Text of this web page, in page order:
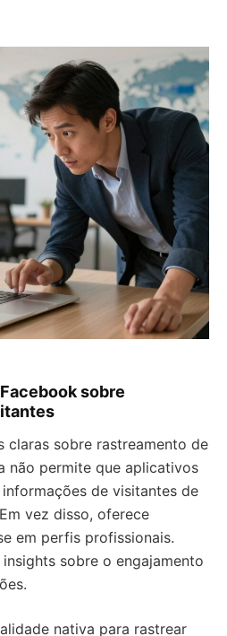
sobre
claras sobre rastreamento de
não permite que aplicativos
de visitantes de
vez disso, oferece
em perfis profissionais.
sobre o engajamento
nativa para rastrear